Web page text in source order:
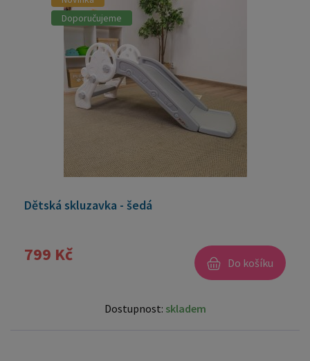
Doporučujeme
Dětská skluzavka - šedá
799 Kč Do košíku
Dostupnost: skladem